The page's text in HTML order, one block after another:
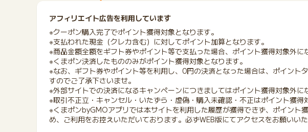
アフィリエイト広告を利用しています
※クーポン購入完了でポイント獲得対象となります。
※支払われた現金（クレカ含む）に対してポイント加算となります。
※商品金額全額をギフト券やポイント等で支払った場合、ポイント獲得対象外に
※くまポン決済したもののみがポイント獲得対象となります。
※なお、ギフト券やポイント等を利用し、0円の決済となった場合は、ポイント
すのでご了承下さいませ。
※外部サイトでの決済になるキャンペーンにつきましてはポイント獲得対象外に
※取引不正立・キャンセル・いたずら・虚偽・購入未確認・不正はポイント獲得
※くまポンbyGMOアプリでは本サイトを利用した履歴が獲得できず、ポイント
め、ご利用をお控えいただいております。必ずWEB版にてアクセスをお願いいた